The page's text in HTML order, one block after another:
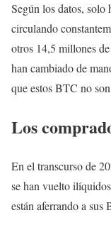
Según los datos,
circulando
otros 14,5 millones
han cambiado de
que estos BTC no
Los
En el transcurso de
se han vuelto
están aferrando a sus